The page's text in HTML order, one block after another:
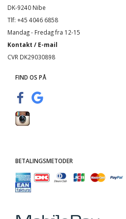
DK-9240 Nibe
Tlf: +45 4046 6858
Mandag - Fredag fra 12-15
Kontakt / E-mail
CVR DK29030898
FIND OS PÅ
BETALINGSMETODER